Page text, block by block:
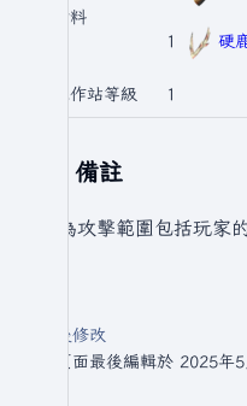
材料
1 硬
工作站等級 1
備註
因為攻擊範圍包括玩
最後修改
此頁面最後編輯於 2025年